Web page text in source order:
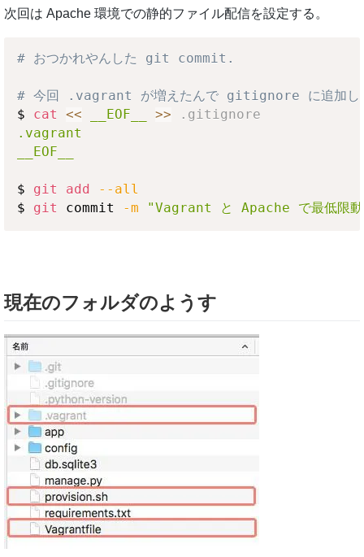
次回は Apache 環境での静的ファイル配信を設定する。
# おつかれやんした git commit.
# 今回 .vagrant が増えたんで gitignore に追加し
$ cat << __EOF__ >> .gitignore
.vagrant
__EOF__
$ git add
--all
$ git commit -m "Vagrant と Apache で最低限動
現在のフォルダのようす